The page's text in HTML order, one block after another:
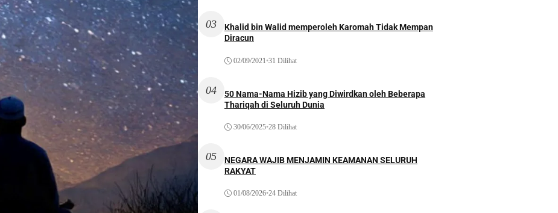
03
Khalid bin Walid memperoleh Karomah Tidak Mempan
Diracun
02/09/2021•31 Dilihat
04
50 Nama-Nama Hizib yang Diwirdkan oleh Beberapa
Thariqah di Seluruh Dunia
30/06/2025•28 Dilihat
05
NEGARA WAJIB MENJAMIN KEAMANAN SELURUH
RAKYAT
01/08/2026•24 Dilihat